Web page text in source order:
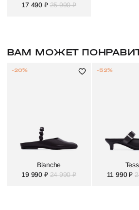
17 490 ₽ 25 990 ₽
ВАМ МОЖЕТ
Blanche
19 990 ₽ 24 990 ₽
-20%
11 990 ₽
-52%